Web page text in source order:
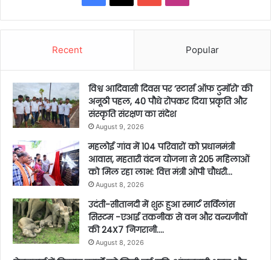
Recent Popular
विश्व आदिवासी दिवस पर ‘स्टार्स ऑफ टुमॉरो’ की
अनूठी पहल, 40 पौधे रोपकर दिया प्रकृति और
संस्कृति संरक्षण का संदेश
August 9, 2026
महलोई गांव में 104 परिवारों को प्रधानमंत्री
आवास, महतारी वंदन योजना से 205 महिलाओं
को मिल रहा लाभ: वित्त मंत्री ओपी चौधरी…
August 8, 2026
उदंती-सीतानदी में शुरू हुआ स्मार्ट सर्विलांस
सिस्टम -एआई तकनीक से वन और वन्यजीवों
की 24X7 निगरानी….
August 8, 2026